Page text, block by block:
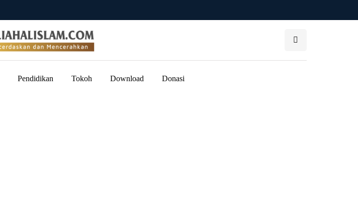
Pendidikan Tokoh Download Donasi